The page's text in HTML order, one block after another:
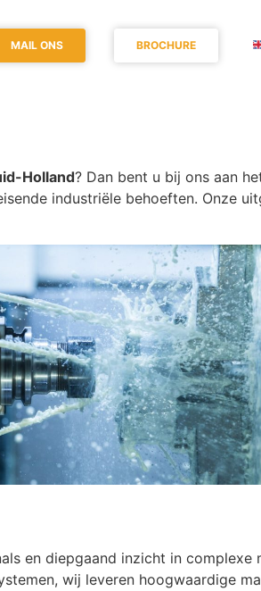
MAIL ONS BROCHURE
Holland? Dan bent u bij ons aan
industriële behoeften. Onze
en diepgaand inzicht in complexe
wij leveren hoogwaardige